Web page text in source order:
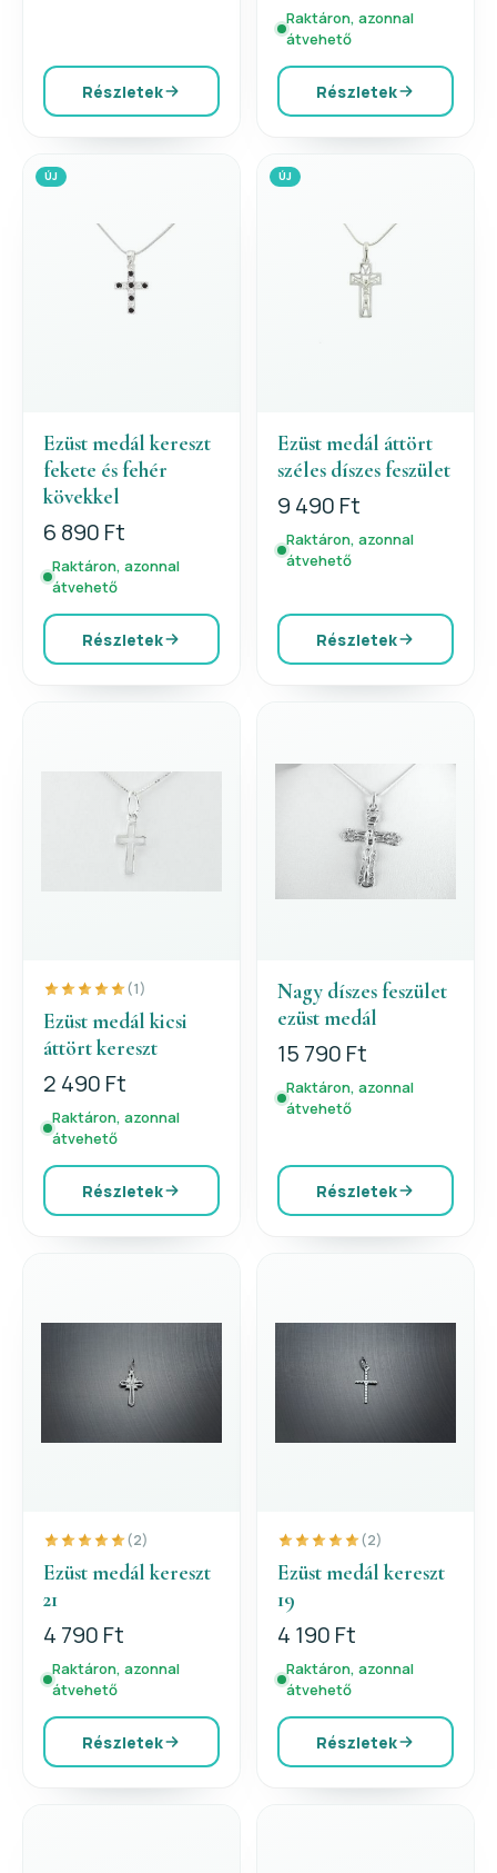
Részletek
Raktáron, azonnal
átvehető
Részletek
ÚJ
Ezüst medál kereszt
fekete és fehér
kövekkel
6 890 Ft
Raktáron, azonnal
átvehető
Részletek
ÚJ
Ezüst medál áttört
széles díszes feszület
9 490 Ft
Raktáron, azonnal
átvehető
Részletek
(1)
Ezüst medál kicsi
áttört kereszt
2 490 Ft
Raktáron, azonnal
átvehető
Részletek
Nagy díszes feszület
ezüst medál
15 790 Ft
Raktáron, azonnal
átvehető
Részletek
(2)
Ezüst medál kereszt
21
4 790 Ft
Raktáron, azonnal
átvehető
Részletek
(2)
Ezüst medál kereszt
19
4 190 Ft
Raktáron, azonnal
átvehető
Részletek